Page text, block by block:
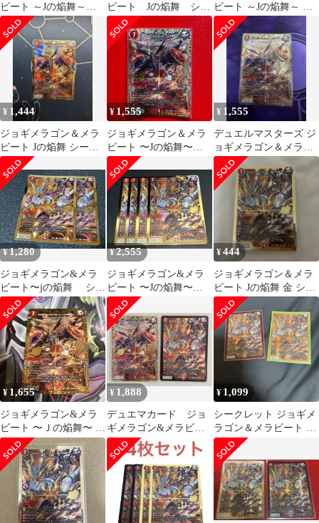
ビート ～Jの焔舞～
２枚 シークレット
DM26-EX1 ますます
つよいパック 25の援
軍 デュエルマスター
ズ ちゅうてつ 秘N2
ビート Jの焔舞 シー
クレット 金枠 3枚
ビート ～Jの焔舞～ シ
ークレット 1枚 通常 2
枚
¥ 1,444
ジョギメラゴン＆メラ
ビート Jの焔舞 シーク
レット
¥ 1,555
ジョギメラゴン＆メラ
ビート 〜Jの焔舞〜
SR 秘 シク シーク
レット 1枚
【26EX1】
¥ 1,555
デュエルマスターズ ジ
ョギメラゴン＆メラビ
ート ~Jの焔舞~ シーク
レット
¥1,280
ジョギメラゴン&メラ
ビート〜jの焔舞 シー
クレット 2枚
¥2,555
ジョギメラゴン&メラ
ビート 〜Jの焔舞〜 4
枚 シークレット 金
¥444
ジョギメラゴン＆メラ
ビート Jの焔舞 金 シー
クレット シク
¥ 1,655
ジョギメラゴン&メラ
ビート 〜Ｊの焔舞〜 シ
ークレット 1枚
¥ 1,888
デュエマカード ジョ
ギメラゴン&メラビー
ト ～Jの焔舞～ SEと
SR
¥ 1,099
シークレット ジョギメ
ラゴン＆メラビート 〜
Jの焔舞〜 金枠 通
常 各１枚